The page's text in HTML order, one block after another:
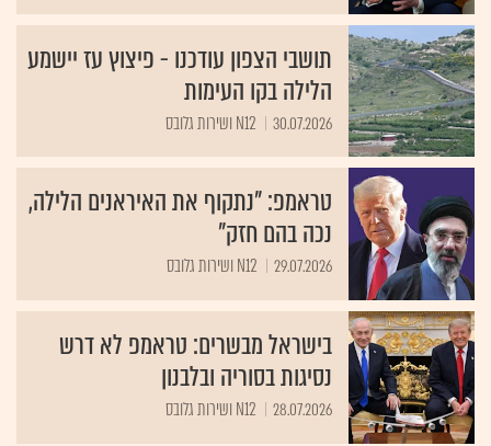
תושבי הצפון עודכנו - פיצוץ עז יישמע
הלילה בקו העימות
30.07.2026 N12 ושירות גלובס
טראמפ: "נתקוף את האיראנים הלילה,
נכה בהם חזק"
29.07.2026 N12 ושירות גלובס
בישראל מבשרים: טראמפ לא דרש
נסיגות בסוריה ובלבנון
28.07.2026 N12 ושירות גלובס